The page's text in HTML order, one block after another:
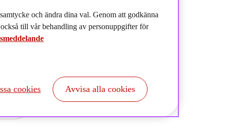
Nyheter Fondlistan
och ändra dina val. Genom att godkänna
till vår behandling av personuppgifter för
cookies Avvisa alla cookies